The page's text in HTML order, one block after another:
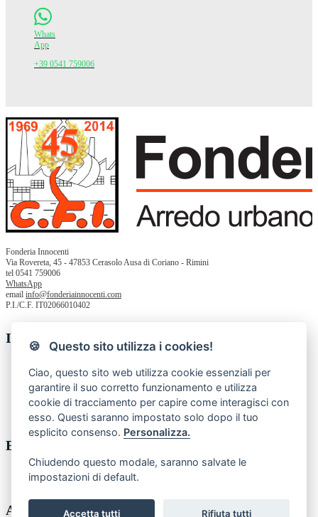
Whats
App
+39 0541 759006
Fonderia Innocenti
Via Rovereta, 45 - 47853 Cerasolo Ausa di Coriano - Rimini
tel 0541 759006
WhatsApp
email info@fonderiainnocenti.com
P.I./C.F. IT02066010402
Informazioni
Chi siamo
Privacy Policy
Termini e condizioni
Contatti
Enti pubblici
MEPA - acquistinrete
Account
🍪 Questo sito utilizza i cookies!
Ciao, questo sito web utilizza cookie essenziali per
garantire il suo corretto funzionamento e utilizza
cookie di tracciamento per capire come interagisci con
esso. Questi saranno impostato solo dopo il tuo
esplicito consenso. Personalizza.
Chiudendo questo modale, saranno salvate le
impostazioni di default.
Accetta tutti Rifiuta tutti